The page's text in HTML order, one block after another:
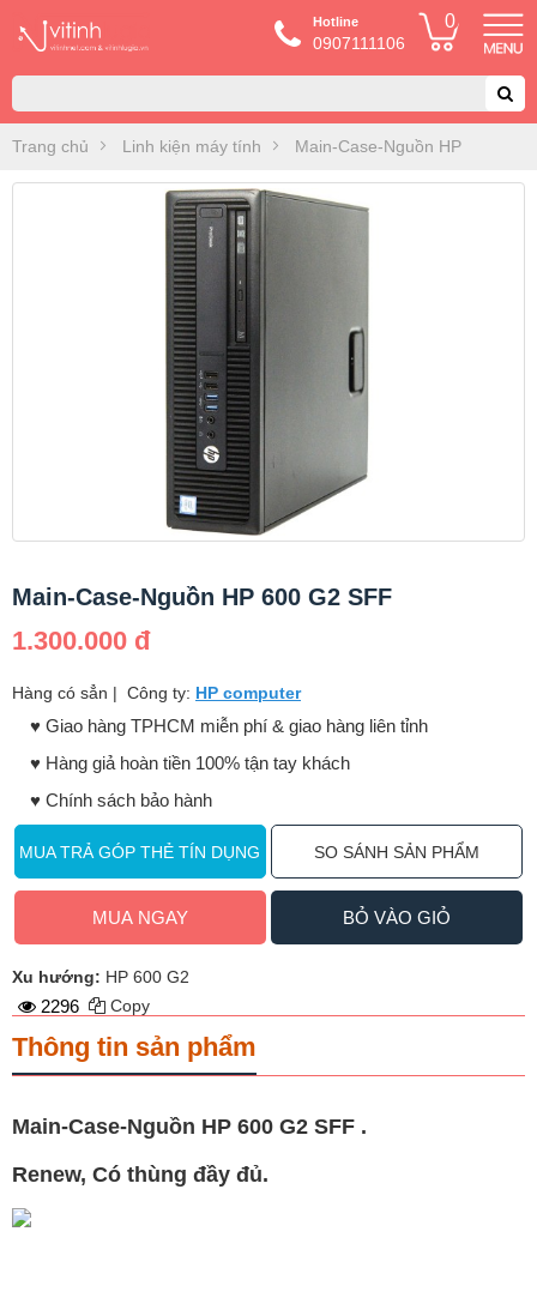
Hotline
0907111106
0
Trang chủ Linh kiện máy tính Main-Case-Nguồn HP
Main-Case-Nguồn HP 600 G2 SFF
1.300.000 đ
Hàng có sẳn | Công ty: HP computer
♥️ Giao hàng TPHCM miễn phí & giao hàng liên tỉnh
♥️ Hàng giả hoàn tiền 100% tận tay khách
♥️ Chính sách bảo hành
MUA TRẢ GÓP THẺ TÍN DỤNG SO SÁNH SẢN PHẨM
MUA NGAY BỎ VÀO GIỎ
Xu hướng: HP 600 G2
2296 Copy
Thông tin sản phẩm
Main-Case-Nguồn HP 600 G2 SFF .
Renew, Có thùng đầy đủ.